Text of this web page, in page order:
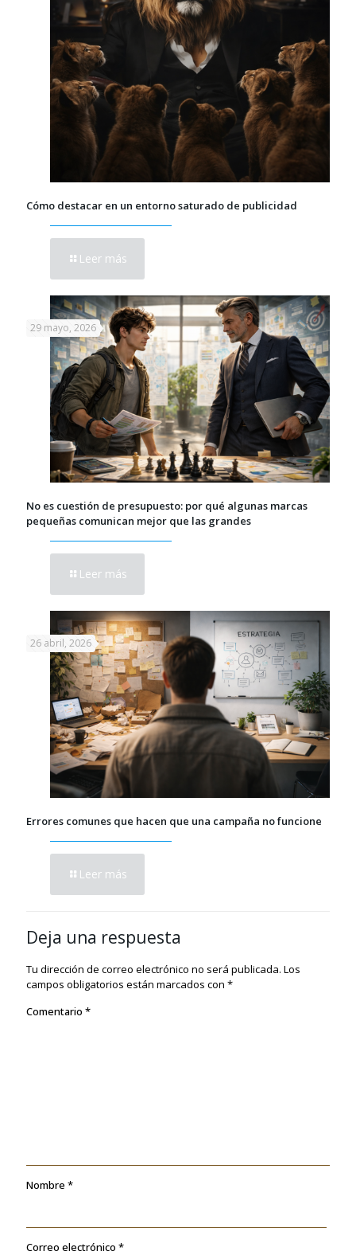
Cómo destacar en un entorno saturado de publicidad
Leer más
29 mayo, 2026
No es cuestión de presupuesto: por qué algunas marcas
pequeñas comunican mejor que las grandes
Leer más
26 abril, 2026
Errores comunes que hacen que una campaña no funcione
Leer más
Deja una respuesta
Tu dirección de correo electrónico no será publicada. Los
campos obligatorios están marcados con *
Comentario *
Nombre *
Correo electrónico *